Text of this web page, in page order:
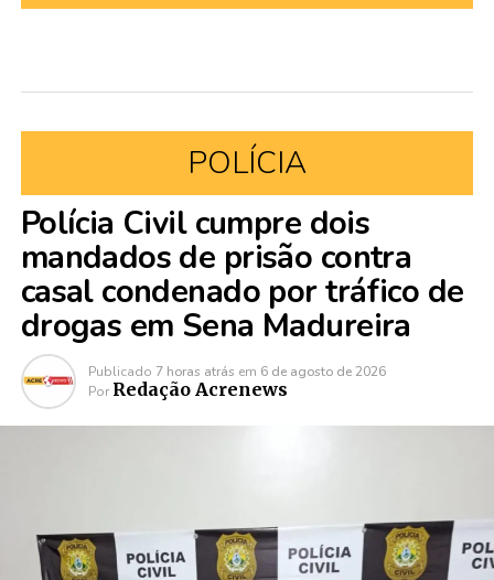
POLÍCIA
Polícia Civil cumpre dois
mandados de prisão contra
casal condenado por tráfico de
drogas em Sena Madureira
Publicado 7 horas atrás em 6 de agosto de 2026
Por Redação Acrenews